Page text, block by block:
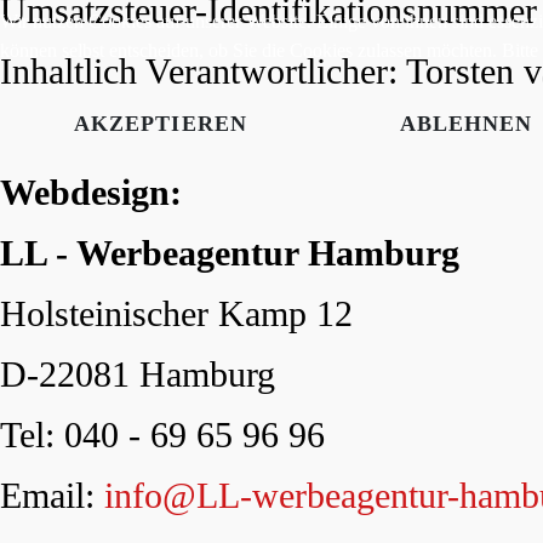
Umsatzsteuer-
Inhaltlich Verantwortlicher: Torsten
Webdesign:
LL - Werbeagentur Hamburg
Holsteinischer Kamp 12
D-22081 Hamburg
Tel: 040 - 69 65 96 96
Email: info@LL-werbeagentur-
Wir nutzen Cookies auf unserer Website. Einige von ihnen sind
AKZEPTIEREN ABLEHNEN